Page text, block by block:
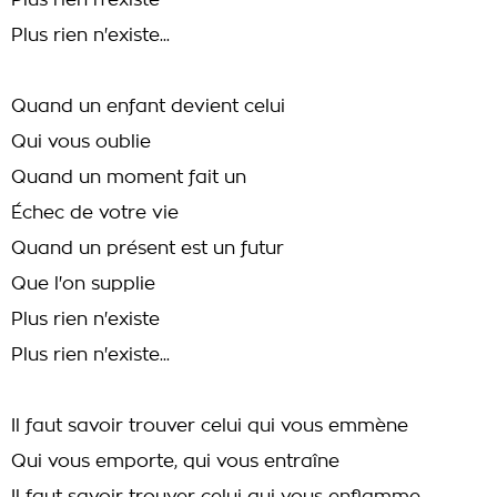
Plus rien n'existe...
Quand un enfant devient celui
Qui vous oublie
Quand un moment fait un
Échec de votre vie
Quand un présent est un futur
Que l'on supplie
Plus rien n'existe
Plus rien n'existe...
Il faut savoir trouver celui qui vous emmène
Qui vous emporte, qui vous entraîne